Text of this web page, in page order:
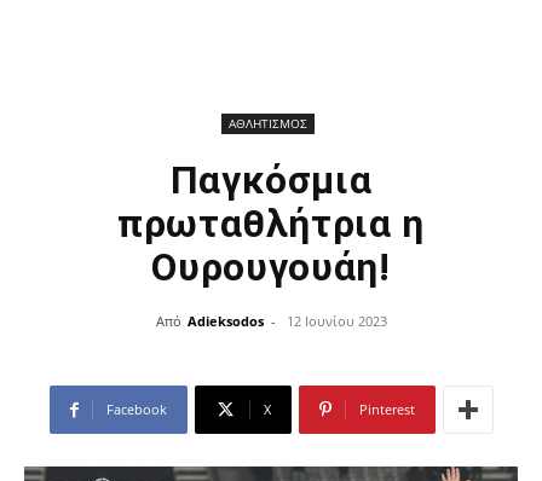
ΑΘΛΗΤΙΣΜΟΣ
Παγκόσμια
πρωταθλήτρια η
Ουρουγουάη!
Από Adieksodos - 12 Ιουνίου 2023
Facebook X Pinterest